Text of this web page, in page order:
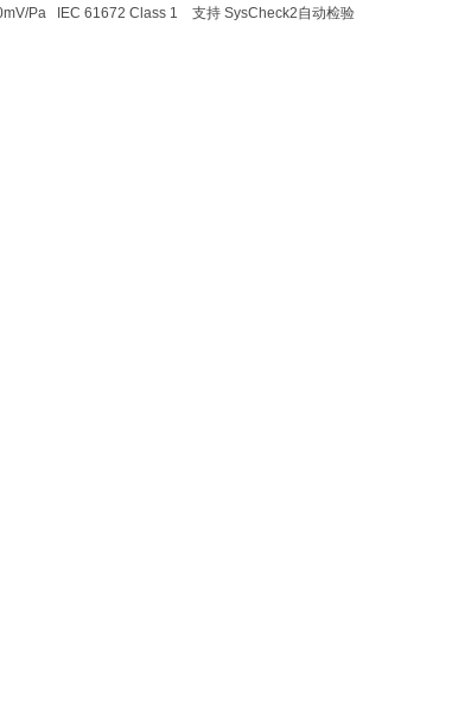
Pa IEC 61672 Class 1 支持 SysCheck2自动检验